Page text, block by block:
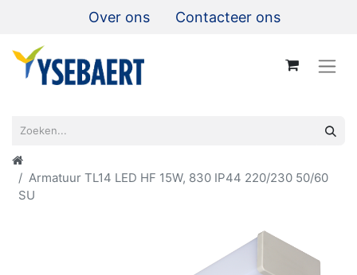
Over ons Contacteer ons
Armatuur TL14 LED HF 15W, 830 IP44 220/230 50/60
SU